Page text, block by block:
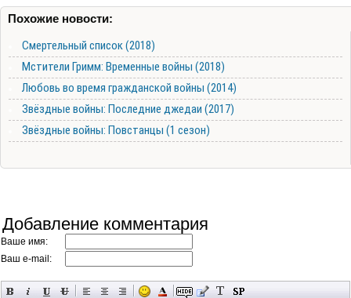
Похожие новости:
Смертельный список (2018)
Мстители Гримм: Временные войны (2018)
Любовь во время гражданской войны (2014)
Звёздные войны: Последние джедаи (2017)
Звёздные войны: Повстанцы (1 сезон)
Добавление комментария
Ваше имя:
Ваш e-mail: